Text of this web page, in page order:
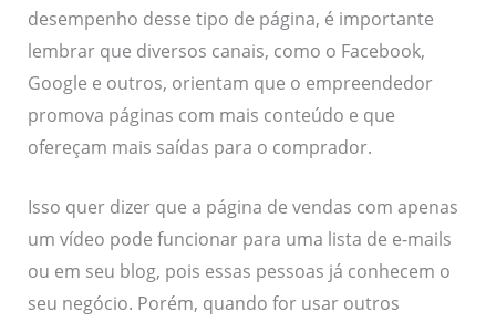
desempenho desse tipo de página, é importante
lembrar que diversos canais, como o Facebook,
Google e outros, orientam que o empreendedor
promova páginas com mais conteúdo e que
ofereçam mais saídas para o comprador.
Isso quer dizer que a página de vendas com apenas
um vídeo pode funcionar para uma lista de e-mails
ou em seu blog, pois essas pessoas já conhecem o
seu negócio. Porém, quando for usar outros